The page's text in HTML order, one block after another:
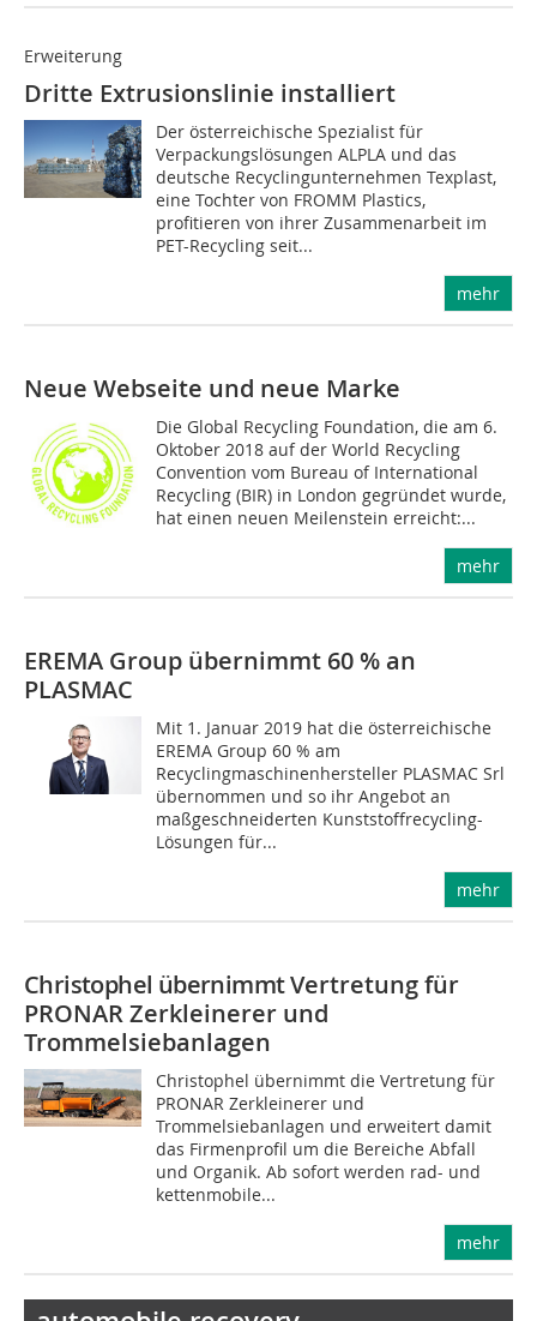
Erweiterung
Dritte Extrusionslinie installiert
Der österreichische Spezialist für
Verpackungslösungen ALPLA und das
deutsche Recyclingunternehmen Texplast,
eine Tochter von FROMM Plastics,
profitieren von ihrer Zusammenarbeit im
PET-Recycling seit...
mehr
Neue Webseite und neue Marke
Die Global Recycling Foundation, die am 6.
Oktober 2018 auf der World Recycling
Convention vom Bureau of International
Recycling (BIR) in London gegründet wurde,
hat einen neuen Meilenstein erreicht:...
mehr
EREMA Group übernimmt 60 % an
PLASMAC
Mit 1. Januar 2019 hat die österreichische
EREMA Group 60 % am
Recyclingmaschinenhersteller PLASMAC Srl
übernommen und so ihr Angebot an
maßgeschneiderten Kunststoffrecycling-
Lösungen für...
mehr
Christophel übernimmtVertretung für
PRONAR Zerkleinerer und
Trommelsiebanlagen
Christophel übernimmt die Vertretung für
PRONAR Zerkleinerer und
Trommelsiebanlagen und erweitert damit
das Firmenprofil um die Bereiche Abfall
und Organik. Ab sofort werden rad- und
kettenmobile...
mehr